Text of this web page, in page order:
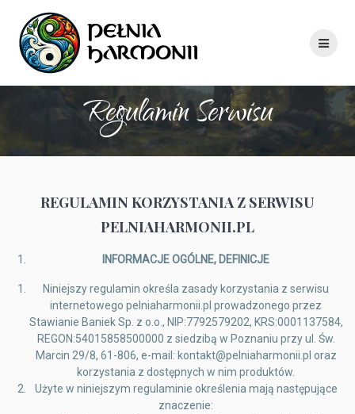
Regulamin Serwisu
REGULAMIN KORZYSTANIA Z SERWISU
PELNIAHARMONII.PL
INFORMACJE OGÓLNE, DEFINICJE
Niniejszy regulamin określa zasady korzystania z serwisu
internetowego pelniaharmonii.pl prowadzonego przez
Stawianie Baniek Sp. z o.o., NIP:7792579202, KRS:0001137584,
REGON:54015858500000 z siedzibą w Poznaniu przy ul. Św.
Marcin 29/8, 61-806, e-mail: kontakt@pelniaharmonii.pl oraz
korzystania z dostępnych w nim produktów.
Użyte w niniejszym regulaminie określenia mają następujące
znaczenie: